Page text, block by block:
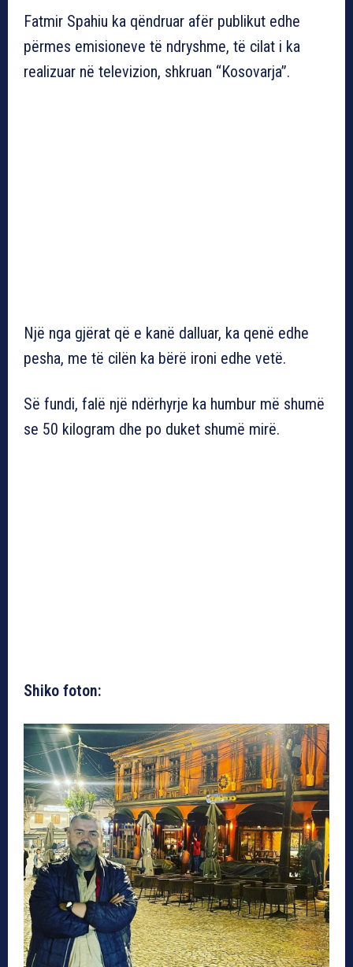
Fatmir Spahiu ka qëndruar afër publikut edhe
përmes emisioneve të ndryshme, të cilat i ka
realizuar në televizion, shkruan “Kosovarja”.
Një nga gjërat që e kanë dalluar, ka qenë edhe
pesha, me të cilën ka bërë ironi edhe vetë.
Së fundi, falë një ndërhyrje ka humbur më shumë
se 50 kilogram dhe po duket shumë mirë.
Shiko foton: